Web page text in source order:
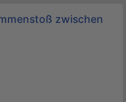
zwischen